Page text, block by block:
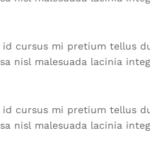
cursus mi pretium tellus
nisl malesuada lacinia
cursus mi pretium tellus
nisl malesuada lacinia